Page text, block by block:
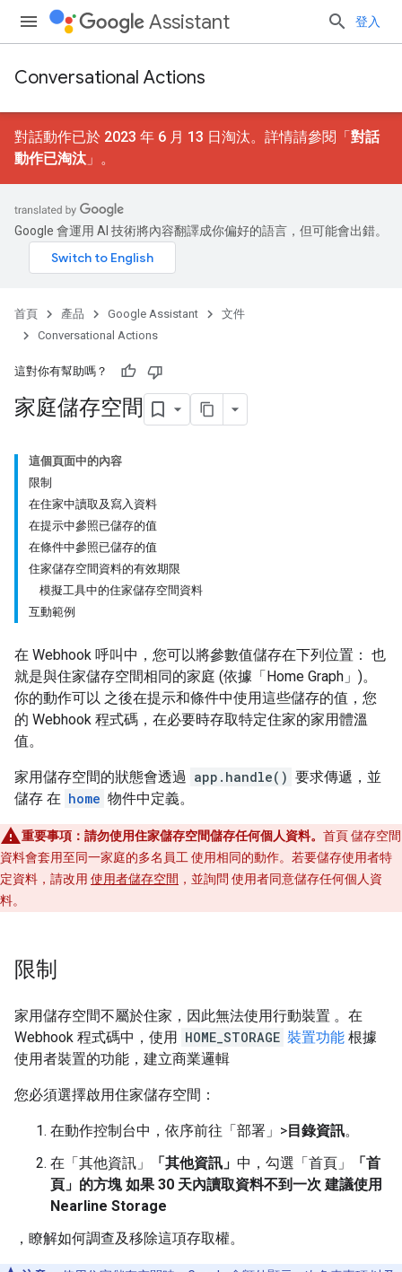
Assistant 登入
Conversational Actions
對話動作已於 2023 年 6 月 13 日淘汰。詳情請參閱「對話
動作已淘汰 」。
Google 會運用 AI 技術將內容翻譯成你偏好的語言，但可能會出錯。
首頁 產品 Google Assistant
文件
Conversational Actions
這對你有幫助嗎？
家庭儲存空間
這個頁面中的內容
限制
在住家中讀取及寫入資料
在提示中參照已儲存的值
在條件中參照已儲存的值
住家儲存空間資料的有效期限
模擬工具中的住家儲存空間資料
互動範例
在 Webhook 呼叫中，您可以將參數值儲存在下列位置： 也
就是與住家儲存空間相同的家庭 (依據「Home Graph」 )。
你的動作可以 之後在提示和條件中使用這些儲存的值，您
的 Webhook 程式碼，在必要時存取特定住家的家用體溫
值。
家用儲存空間的狀態會透過 app.handle() 要求傳遞，並
儲存 在 home 物件中定義。
重要事項：請勿使用住家儲存空間儲存任何個人資料。 首頁 儲存空間
資料會套用至同一家庭的多名員工 使用相同的動作。若要儲存使用者特
定資料，請改用 使用者儲存空間 ，並詢問 使用者同意儲存任何個人資
料。
限制
家用儲存空間不屬於住家，因此無法使用行動裝置 。在
Webhook 程式碼中，使用 HOME_STORAGE 裝置功能 根據
使用者裝置的功能，建立商業邏輯
您必須選擇啟用住家儲存空間：
在動作控制台中，依序前往「部署」 >目錄資訊。
在「其他資訊」
「其他資訊」 中，勾選「首頁」
「首
頁」的方塊 如果 30 天內讀取資料不到一次 建議使用
Nearline Storage
，瞭解如何調查及移除這項存取權。